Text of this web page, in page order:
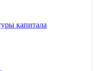
капитала